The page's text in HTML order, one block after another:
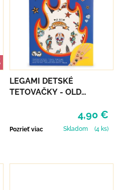
LEGAMI DETSKÉ
TETOVAČKY - OLD
4,90 €
Pozrieť viac Skladom (4 ks)